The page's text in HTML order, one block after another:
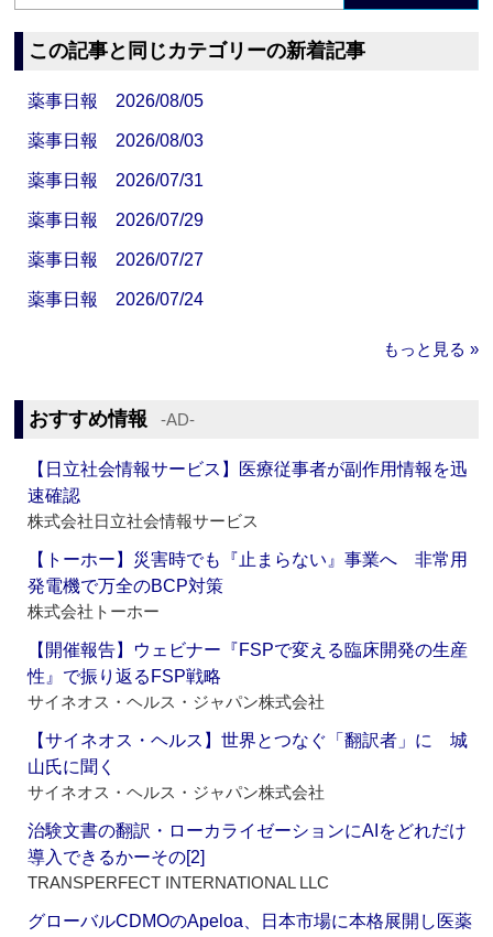
この記事と同じカテゴリーの新着記事
薬事日報 2026/08/05
薬事日報 2026/08/03
薬事日報 2026/07/31
薬事日報 2026/07/29
薬事日報 2026/07/27
薬事日報 2026/07/24
もっと見る »
おすすめ情報 ‐AD‐
【日立社会情報サービス】医療従事者が副作用情報を迅
速確認
株式会社日立社会情報サービス
【トーホー】災害時でも『止まらない』事業へ 非常用
発電機で万全のBCP対策
株式会社トーホー
【開催報告】ウェビナー『FSPで変える臨床開発の生産
性』で振り返るFSP戦略
サイネオス・ヘルス・ジャパン株式会社
【サイネオス・ヘルス】世界とつなぐ「翻訳者」に 城
山氏に聞く
サイネオス・ヘルス・ジャパン株式会社
治験文書の翻訳・ローカライゼーションにAIをどれだけ
導入できるかーその[2]
TRANSPERFECT INTERNATIONAL LLC
グローバルCDMOのApeloa、日本市場に本格展開し医薬